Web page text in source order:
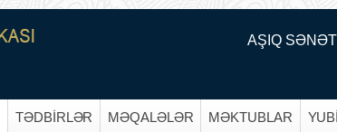
AŞIQ
TƏDBİRLƏR MƏQALƏLƏR MƏKTUBLAR